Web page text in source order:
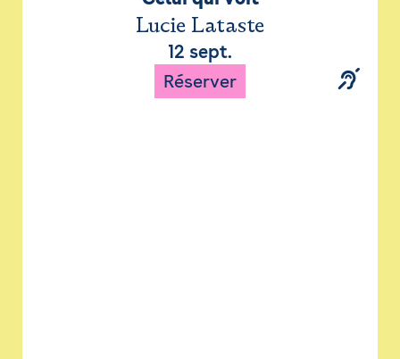
Lucie Lataste
12 sept.
Réserver